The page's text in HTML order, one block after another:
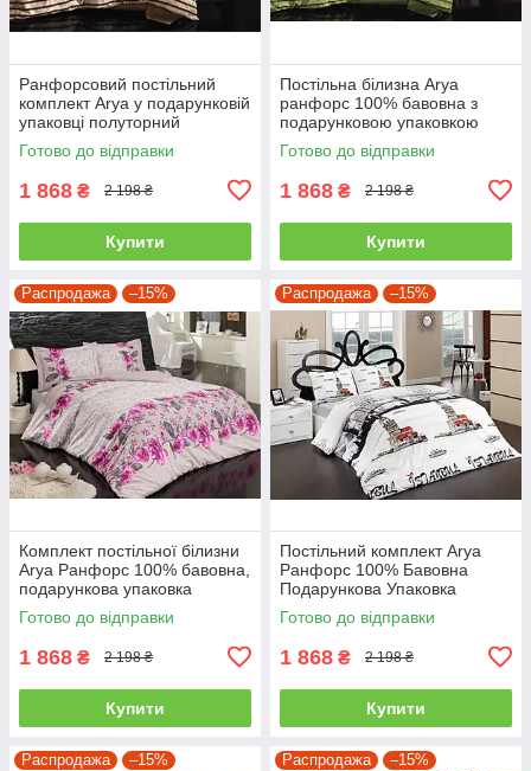
Ранфорсовий постільний
комплект Arya у подарунковій
упаковці полуторний
Готово до відправки
1 868 ₴ 2 198 ₴
Купити
Постільна білизна Arya
ранфорс 100% бавовна з
подарунковою упаковкою
полуторний
Готово до відправки
1 868 ₴ 2 198 ₴
Купити
Распродажа –15%
Комплект постільної білизни
Arya Ранфорс 100% бавовна,
подарункова упаковка
полуторний
Готово до відправки
1 868 ₴ 2 198 ₴
Купити
Распродажа –15%
Постільний комплект Arya
Ранфорс 100% Бавовна
Подарункова Упаковка
полуторний
Готово до відправки
1 868 ₴ 2 198 ₴
Купити
Распродажа –15% Распродажа –15%